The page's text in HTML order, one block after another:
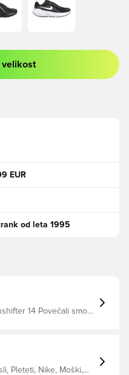
član
velikost
EUR
od leta 1995
14 Povečali smo
občutek zanesljivega
mrežica na
Povečali smo blaženje
Pleteti, Nike, Moški,